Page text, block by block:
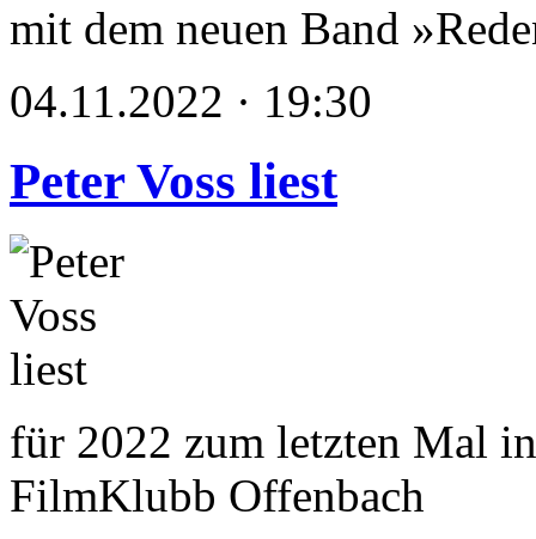
mit dem neuen Band
04.11.2022 · 19:30
Peter Voss liest
für 2022 zum letzten Mal
FilmKlubb Offenbach